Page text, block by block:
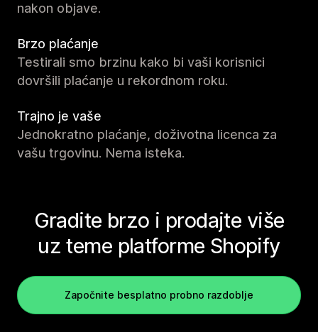
nakon objave.
Brzo plaćanje
Testirali smo brzinu kako bi vaši korisnici
dovršili plaćanje u rekordnom roku.
Trajno je vaše
Jednokratno plaćanje, doživotna licenca za
vašu trgovinu. Nema isteka.
Gradite brzo i prodajte više
uz teme platforme Shopify
Započnite besplatno probno razdoblje